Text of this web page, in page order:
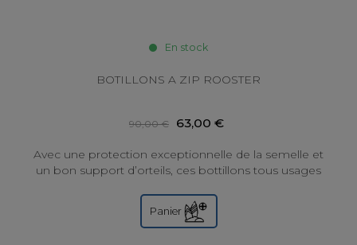
En stock
BOTILLONS A ZIP ROOSTER
90,00 € 63,00 €
Avec une protection exceptionnelle de la semelle et
un bon support d’orteils, ces bottillons tous usages
Panier